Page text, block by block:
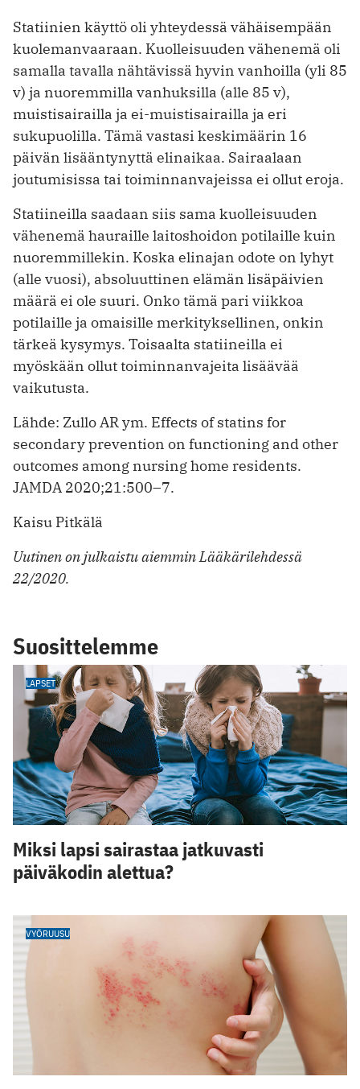
Statiinien käyttö oli yhteydessä vähäisempään
kuolemanvaaraan. Kuolleisuuden vähenemä oli
samalla tavalla nähtävissä hyvin vanhoilla (yli 85
v) ja nuoremmilla vanhuksilla (alle 85 v),
muistisairailla ja ei-muistisairailla ja eri
sukupuolilla. Tämä vastasi keskimäärin 16
päivän lisääntynyttä elinaikaa. ­Sairaalaan
joutumisissa tai toiminnan­vajeissa ei ollut eroja.
Statiineilla saadaan siis sama kuolleisuuden
vähenemä hauraille laitoshoidon potilaille kuin
nuoremmillekin. Koska elinajan odote on lyhyt
(alle vuosi), absoluuttinen elämän lisäpäivien
määrä ei ole suuri. Onko tämä pari viikkoa
potilaille ja omaisille merkityksellinen, onkin
tärkeä kysymys. Toisaalta statiineilla ei
myöskään ollut toiminnanvajeita lisäävää
vaikutusta.
Lähde: Zullo AR ym. Effects of statins for
secondary prevention on functioning and other
outcomes among nursing home residents.
JAMDA 2020;21:500–7.
Kaisu Pitkälä
Uutinen on julkaistu aiemmin Lääkärilehdessä
22/2020.
Suosittelemme
LAPSET
Miksi lapsi sairastaa jatkuvasti
päiväkodin alettua?
VYÖRUUSU